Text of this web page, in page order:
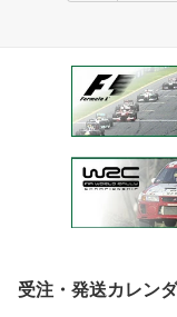
受注・発送カレン